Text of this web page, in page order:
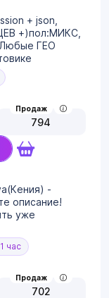
+ json,
+)пол:МИКС,
ГЕО
Продаж
794
-
описание!
уже
час
Продаж
702